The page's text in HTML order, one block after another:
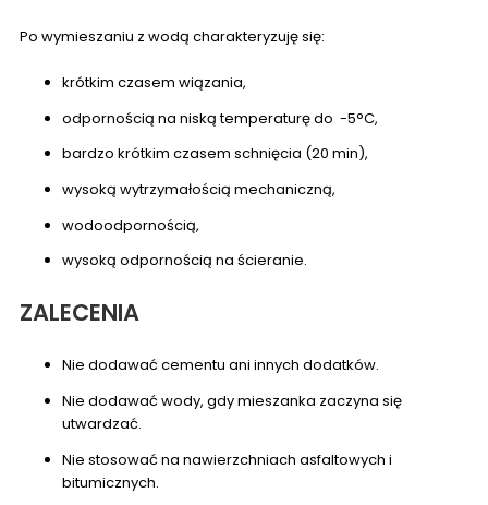
Po wymieszaniu z wodą charakteryzuję się:
krótkim czasem wiązania,
odpornością na niską temperaturę do -5°C,
bardzo krótkim czasem schnięcia (20 min),
wysoką wytrzymałością mechaniczną,
wodoodpornością,
wysoką odpornością na ścieranie.
ZALECENIA
Nie dodawać cementu ani innych dodatków.
Nie dodawać wody, gdy mieszanka zaczyna się
utwardzać.
Nie stosować na nawierzchniach asfaltowych i
bitumicznych.